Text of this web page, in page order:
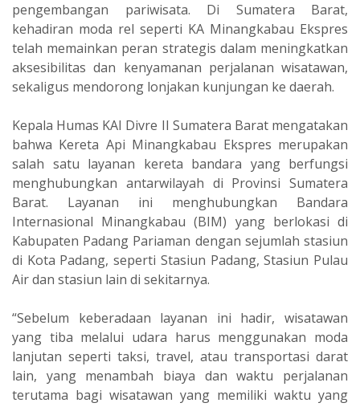
pengembangan pariwisata. Di Sumatera Barat,
kehadiran moda rel seperti KA Minangkabau Ekspres
telah memainkan peran strategis dalam meningkatkan
aksesibilitas dan kenyamanan perjalanan wisatawan,
sekaligus mendorong lonjakan kunjungan ke daerah.
Kepala Humas KAI Divre II Sumatera Barat mengatakan
bahwa Kereta Api Minangkabau Ekspres merupakan
salah satu layanan kereta bandara yang berfungsi
menghubungkan antarwilayah di Provinsi Sumatera
Barat. Layanan ini menghubungkan Bandara
Internasional Minangkabau (BIM) yang berlokasi di
Kabupaten Padang Pariaman dengan sejumlah stasiun
di Kota Padang, seperti Stasiun Padang, Stasiun Pulau
Air dan stasiun lain di sekitarnya.
“Sebelum keberadaan layanan ini hadir, wisatawan
yang tiba melalui udara harus menggunakan moda
lanjutan seperti taksi, travel, atau transportasi darat
lain, yang menambah biaya dan waktu perjalanan
terutama bagi wisatawan yang memiliki waktu yang